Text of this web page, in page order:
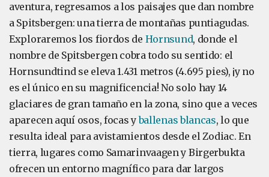
aventura, regresamos a los paisajes que dan nombre
a Spitsbergen: una tierra de montañas puntiagudas.
Exploraremos los fiordos de Hornsund, donde el
nombre de Spitsbergen cobra todo su sentido: el
Hornsundtind se eleva 1.431 metros (4.695 pies), ¡y no
es el único en su magnificencia! No solo hay 14
glaciares de gran tamaño en la zona, sino que a veces
aparecen aquí osos, focas yballenas blancas, lo que
resulta ideal para avistamientos desde el Zodiac. En
tierra, lugares como Samarinvaagen y Birgerbukta
ofrecen un entorno magnífico para dar largos